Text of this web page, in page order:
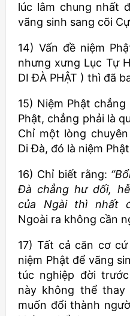
lúc lâm chung nhất
vãng sinh sang cõi
14) Vấn đề niệm
nhưng xưng Lục Tự
DI ĐÀ PHẬT ) thì đã
15) Niệm Phật
Phật, chẳng phải là
Chỉ một lòng
Di Đà, đó là niệm
16) Chỉ biết rằng:
Đà chẳng hư dối,
của Ngài thì nhất
Ngoài ra không cần
17) Tất cả căn cơ
niệm Phật để vãng
túc nghiệp đời
này không thể
muốn đổi thành